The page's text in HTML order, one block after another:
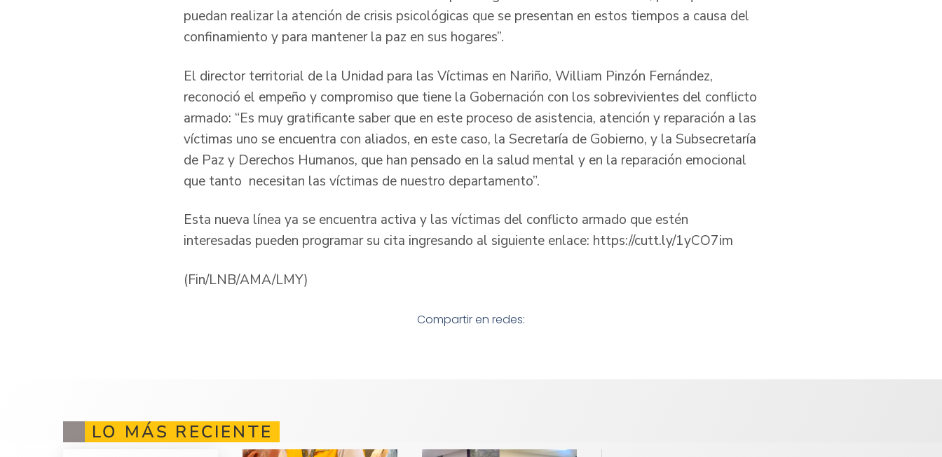
puedan realizar la atención de crisis psicológicas que se presentan en estos tiempos a causa del
confinamiento y para mantener la paz en sus hogares”.
El director territorial de la Unidad para las Víctimas en Nariño, William Pinzón Fernández,
reconoció el empeño y compromiso que tiene la Gobernación con los sobrevivientes del conflicto
armado: “Es muy gratificante saber que en este proceso de asistencia, atención y reparación a las
víctimas uno se encuentra con aliados, en este caso, la Secretaría de Gobierno, y la Subsecretaría
de Paz y Derechos Humanos, que han pensado en la salud mental y en la reparación emocional
que tanto necesitan las víctimas de nuestro departamento”.
Esta nueva línea ya se encuentra activa y las víctimas del conflicto armado que estén
interesadas pueden programar su cita ingresando al siguiente enlace: https://cutt.ly/1yCO7im
(Fin/LNB/AMA/LMY)
Compartir en redes:
LO MÁS RECIENTE